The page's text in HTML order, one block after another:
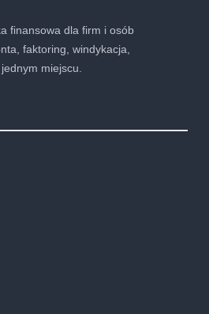
finansowa dla firm i osób
faktoring, windykacja,
miejscu.